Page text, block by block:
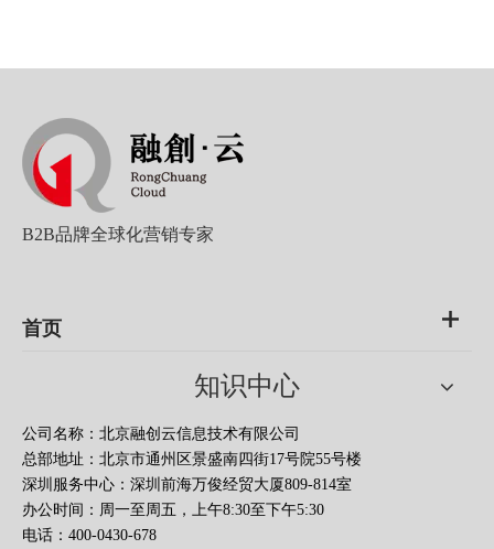
B2B品牌全球化营销专家
首页
知识中心
公司名称：北京融创云信息技术有限公司
总部地址：北京市通州区景盛南四街17号院55号楼
深圳服务中心：深圳前海万俊经贸大厦809-814室
办公时间：周一至周五，上午8:30至下午5:30
电话：400-0430-678